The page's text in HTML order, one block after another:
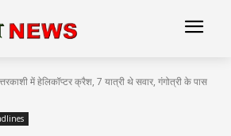
में हेलिकॉप्टर क्रैश, 7 यात्री थे सवार, गंगोत्री के पास